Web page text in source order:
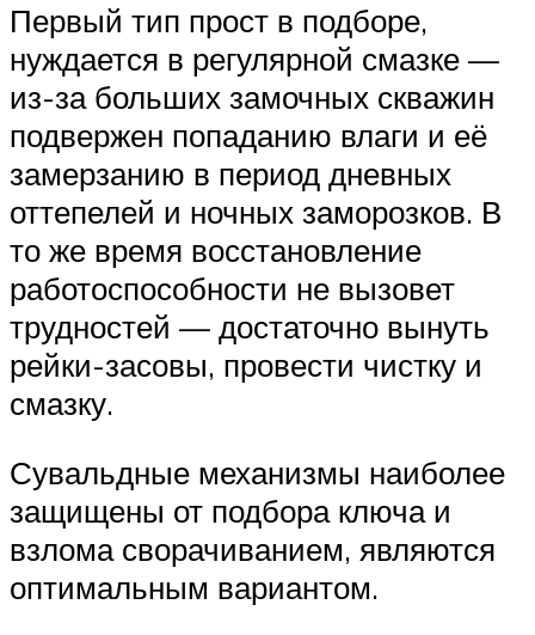
Первый тип прост в подборе,
нуждается в регулярной смазке —
из-за больших замочных скважин
подвержен попаданию влаги и её
замерзанию в период дневных
оттепелей и ночных заморозков. В
то же время восстановление
работоспособности не вызовет
трудностей — достаточно вынуть
рейки-засовы, провести чистку и
смазку.
Сувальдные механизмы наиболее
защищены от подбора ключа и
взлома сворачиванием, являются
оптимальным вариантом.